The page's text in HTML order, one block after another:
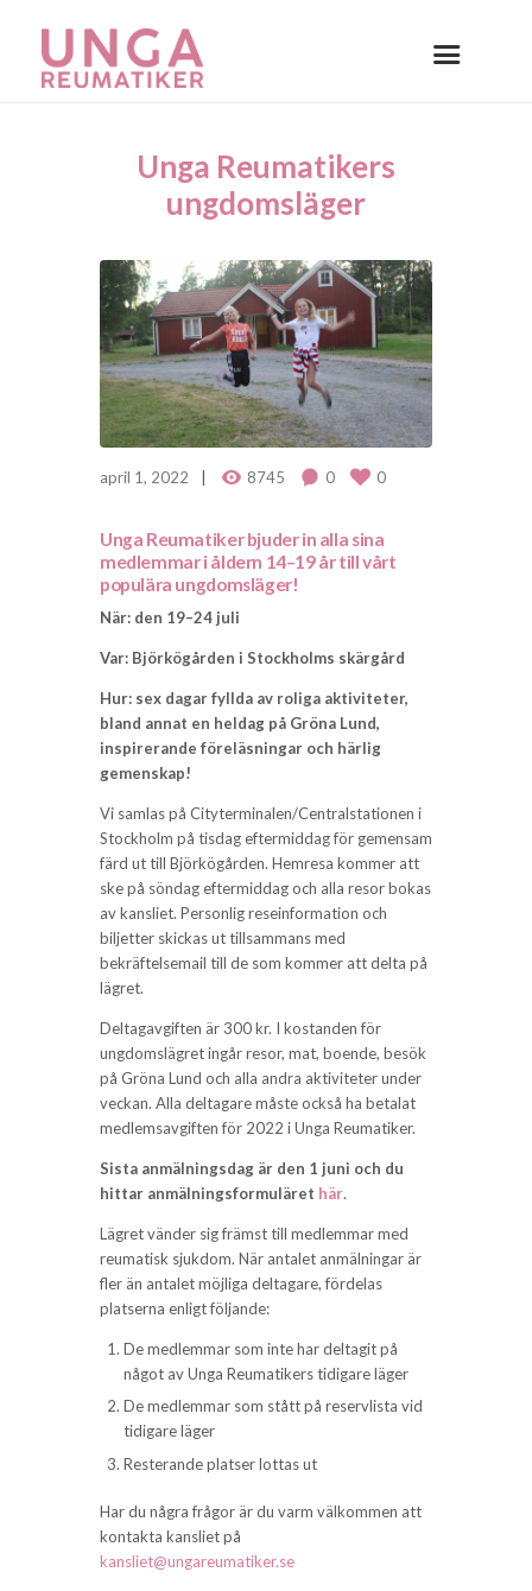
Unga Reumatikers
ungdomsläger
april 1, 2022 8745 0 0
Unga Reumatiker bjuder in alla sina
medlemmar i åldern 14–19 år till vårt
populära ungdomsläger!
När: den 19–24 juli
Var: Björkögården i Stockholms skärgård
Hur: sex dagar fyllda av roliga aktiviteter,
bland annat en heldag på Gröna Lund,
inspirerande föreläsningar och härlig
gemenskap!
Vi samlas på Cityterminalen/Centralstationen i
Stockholm på tisdag eftermiddag för gemensam
färd ut till Björkögården. Hemresa kommer att
ske på söndag eftermiddag och alla resor bokas
av kansliet. Personlig reseinformation och
biljetter skickas ut tillsammans med
bekräftelsemail till de som kommer att delta på
lägret.
Deltagavgiften är 300 kr. I kostanden för
ungdomslägret ingår resor, mat, boende, besök
på Gröna Lund och alla andra aktiviteter under
veckan. Alla deltagare måste också ha betalat
medlemsavgiften för 2022 i Unga Reumatiker.
Sista anmälningsdag är den 1 juni och du
hittar anmälningsformuläret här.
Lägret vänder sig främst till medlemmar med
reumatisk sjukdom. När antalet anmälningar är
fler än antalet möjliga deltagare, fördelas
platserna enligt följande:
De medlemmar som inte har deltagit på
något av Unga Reumatikers tidigare läger
De medlemmar som stått på reservlista vid
tidigare läger
Resterande platser lottas ut
Har du några frågor är du varm välkommen att
kontakta kansliet på
kansliet@ungareumatiker.se